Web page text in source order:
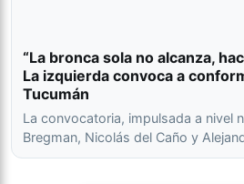
“La bronca sola no alcanza,
La izquierda convoca a
Tucumán
La convocatoria, impulsada a nivel
Bregman, Nicolás del Caño y